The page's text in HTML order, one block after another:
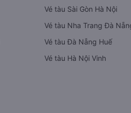
Vé tàu Sài Gòn Hà Nội
Vé tàu Nha Trang Đà
Vé tàu Đà Nẵng Huế
Vé tàu Hà Nội Vinh